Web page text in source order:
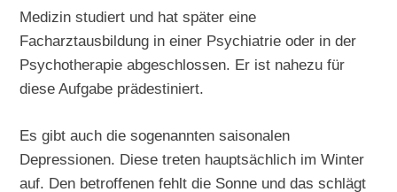
Medizin studiert und hat später eine
Facharztausbildung in einer Psychiatrie oder in der
Psychotherapie abgeschlossen. Er ist nahezu für
diese Aufgabe prädestiniert.
Es gibt auch die sogenannten saisonalen
Depressionen. Diese treten hauptsächlich im Winter
auf. Den betroffenen fehlt die Sonne und das schlägt